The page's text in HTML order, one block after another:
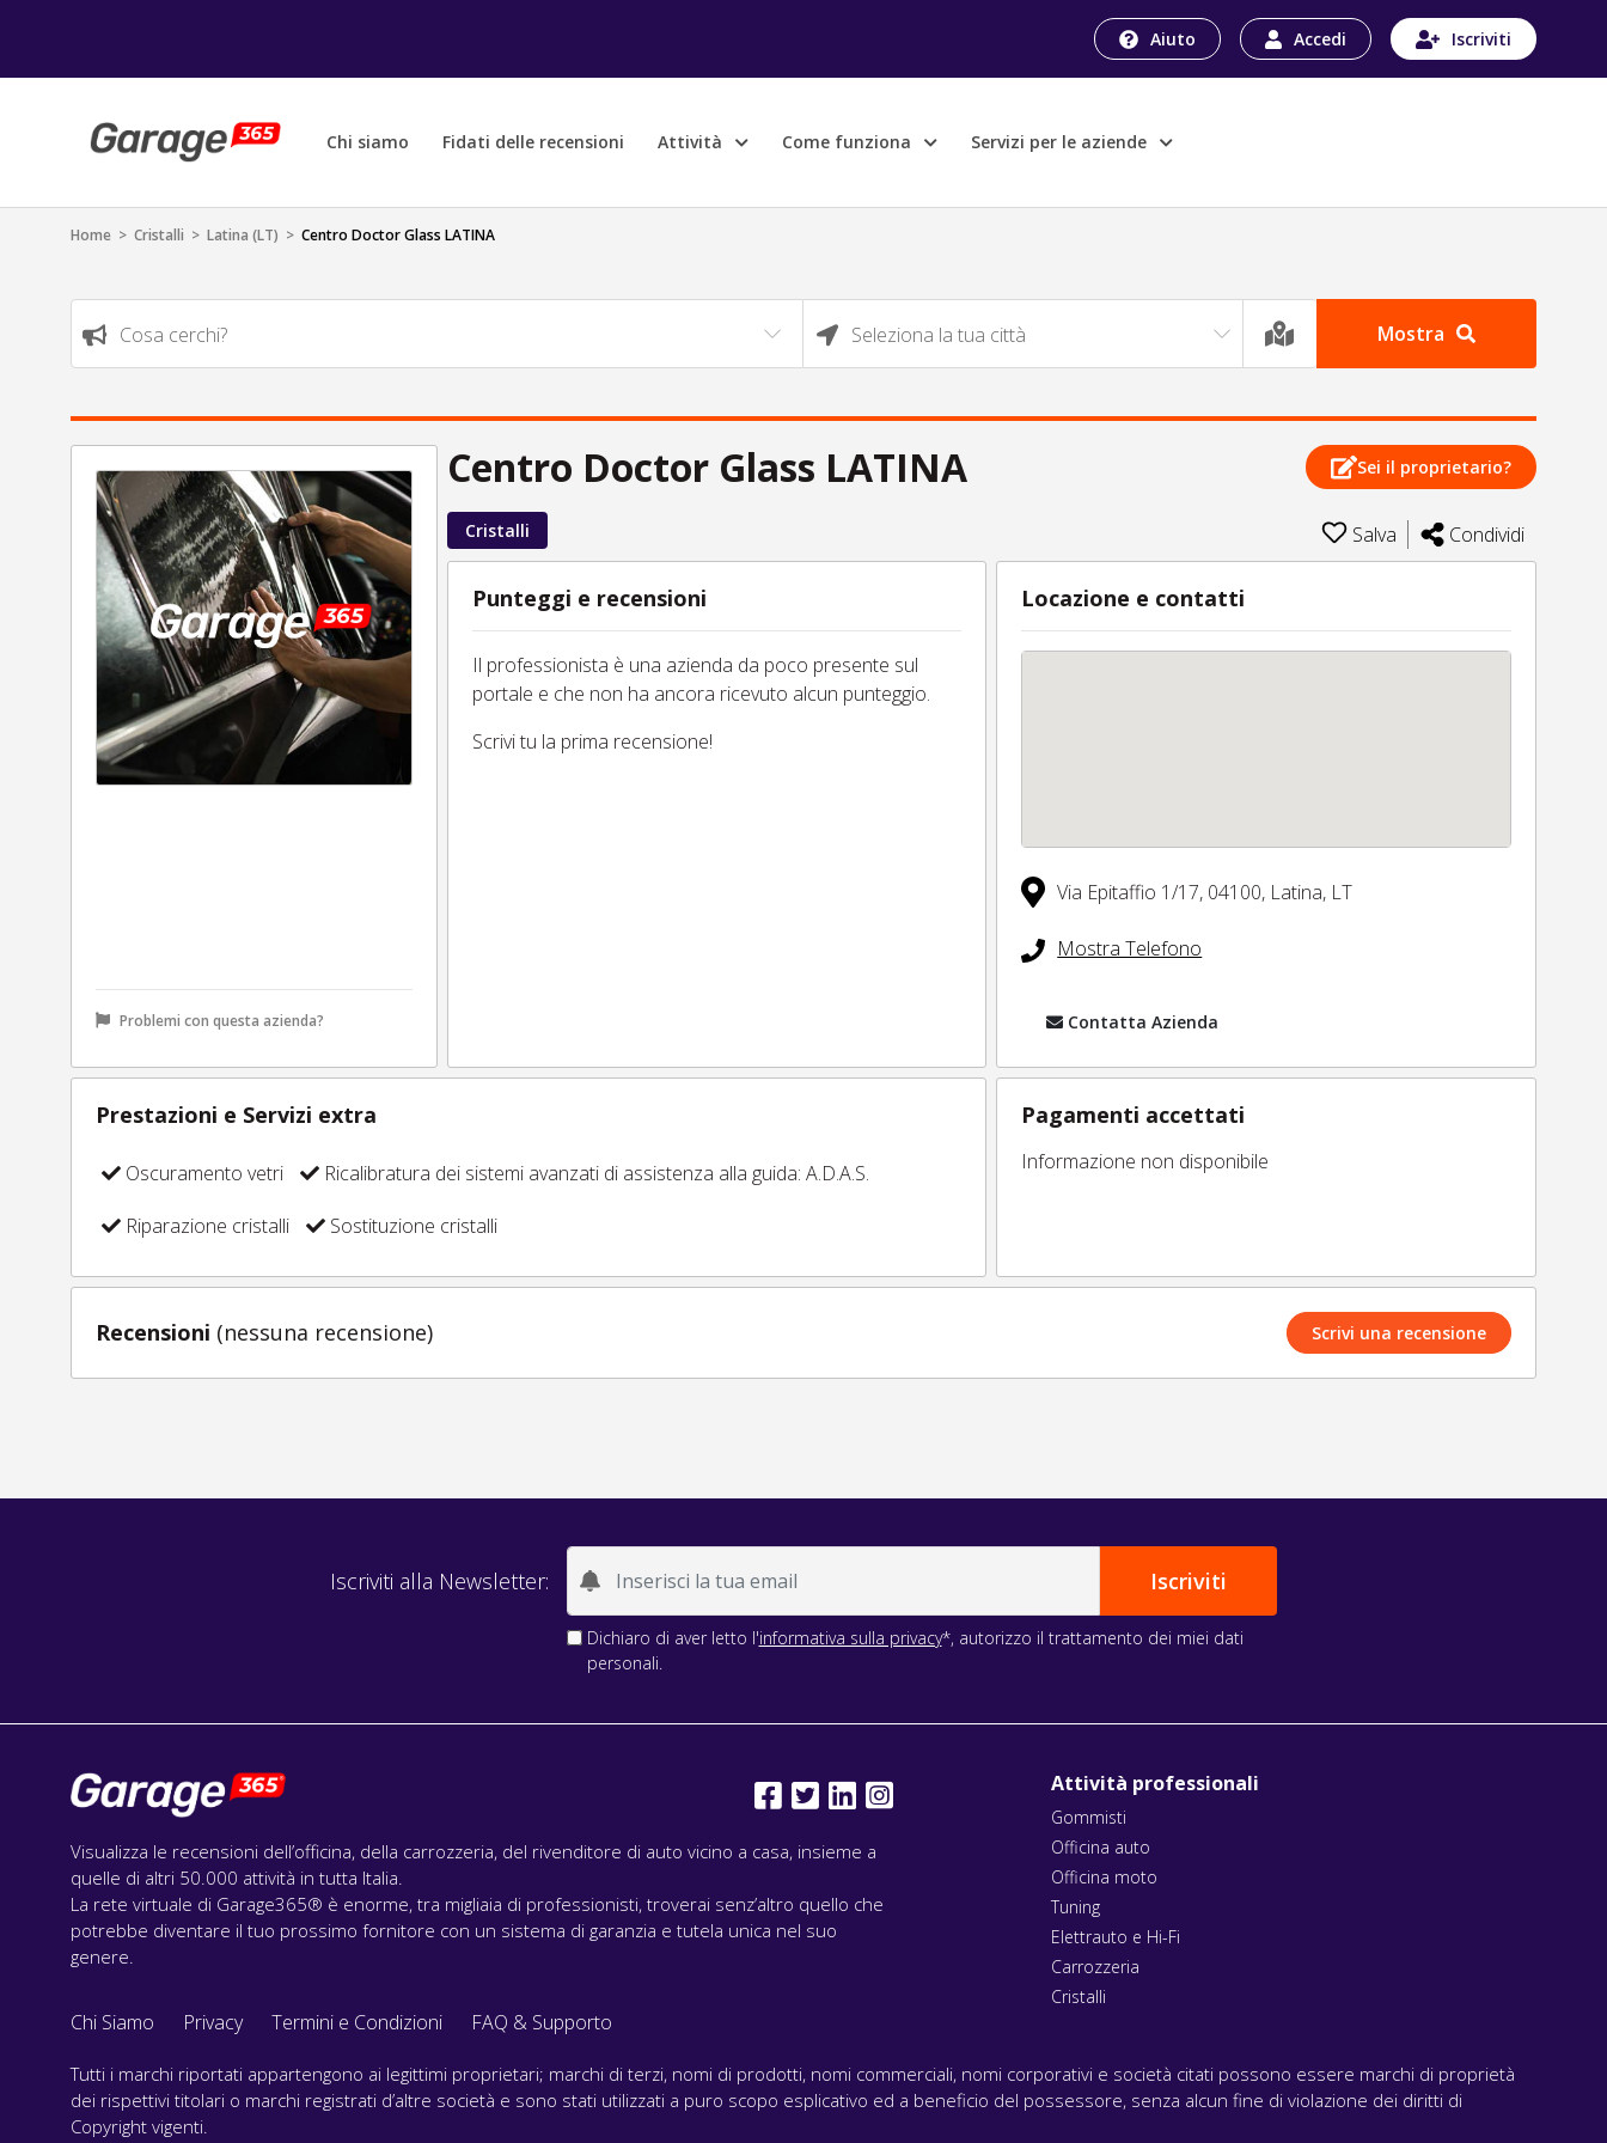
Aiuto Accedi Iscriviti
Chi siamo Fidati delle recensioni Attività Come funziona Servizi per le aziende
Home > Cristalli > Latina (LT) > Centro Doctor Glass LATINA
Cosa cerchi? Seleziona la tua città Mostra
Problemi con questa azienda?
Centro Doctor Glass LATINA Sei il proprietario?
Cristalli Salva Condividi
Punteggi e recensioni
Il professionista è una azienda da poco presente sul
portale e che non ha ancora ricevuto alcun punteggio.
Scrivi tu la prima recensione!
Locazione e contatti
Via Epitaffio 1/17, 04100, Latina, LT
Mostra Telefono
Contatta Azienda
Prestazioni e Servizi extra
Oscuramento vetri
Ricalibratura dei sistemi avanzati di assistenza alla guida: A.D.A.S.
Riparazione cristalli
Sostituzione cristalli
Pagamenti accettati
Informazione non disponibile
Recensioni (nessuna recensione) Scrivi una recensione
Iscriviti alla Newsletter:
Dichiaro di aver letto l'informativa sulla privacy*, autorizzo il trattamento dei miei dati
personali.
Visualizza le recensioni dell’officina, della carrozzeria, del rivenditore di auto vicino a casa, insieme a
quelle di altri 50.000 attività in tutta Italia.
La rete virtuale di Garage365® è enorme, tra migliaia di professionisti, troverai senz’altro quello che
potrebbe diventare il tuo prossimo fornitore con un sistema di garanzia e tutela unica nel suo
genere.
Chi Siamo Privacy Termini e Condizioni FAQ & Supporto
Attività professionali
Gommisti
Officina auto
Officina moto
Tuning
Elettrauto e Hi-Fi
Carrozzeria
Cristalli
Tutti i marchi riportati appartengono ai legittimi proprietari; marchi di terzi, nomi di prodotti, nomi commerciali, nomi corporativi e società citati possono essere marchi di proprietà
dei rispettivi titolari o marchi registrati d’altre società e sono stati utilizzati a puro scopo esplicativo ed a beneficio del possessore, senza alcun fine di violazione dei diritti di
Copyright vigenti.